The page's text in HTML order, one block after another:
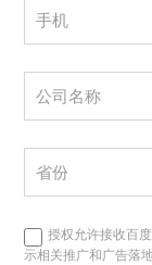
授权允许接收百
示相关推广和广告落